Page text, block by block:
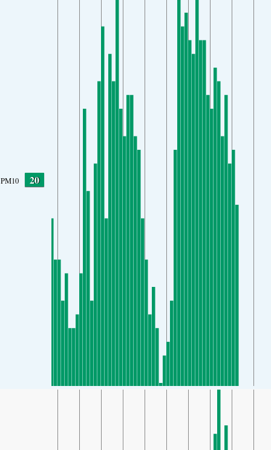
PM10 20